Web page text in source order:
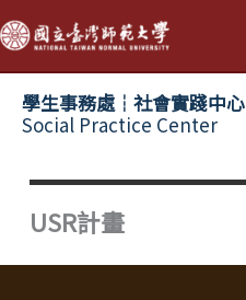
跳
至
主
學生事務處┆社會實踐中心
Social Practice Center
USR計畫